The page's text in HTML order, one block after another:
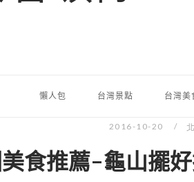
懶人包 台灣景點 台灣美
2016-10-20
食推薦-龜山擺好